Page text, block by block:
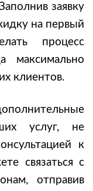
заявку
на первый
процесс
максимально
клиентов.
услуг, не
к
связаться с
отправив